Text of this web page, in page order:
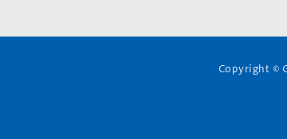
Copyright ©